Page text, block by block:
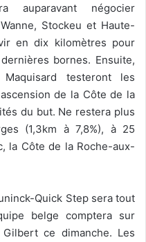
auparavant négocier
Stockeu et Haute-
en dix kilomètres pour
bornes. Ensuite,
testeront les
de la Côte de la
du but. Ne restera plus
(1,3km à 7,8%), à 25
la Côte de la Roche-aux-
Quick Step sera tout
belge comptera sur
ce dimanche. Les